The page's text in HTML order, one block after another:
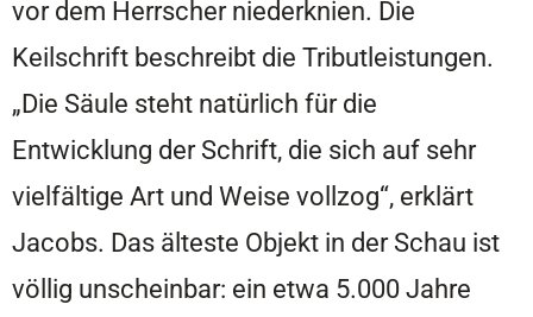
vor dem Herrscher niederknien. Die
Keilschrift beschreibt die Tributleistungen.
„Die Säule steht natürlich für die
Entwicklung der Schrift, die sich auf sehr
vielfältige Art und Weise vollzog“, erklärt
Jacobs. Das älteste Objekt in der Schau ist
völlig unscheinbar: ein etwa 5.000 Jahre